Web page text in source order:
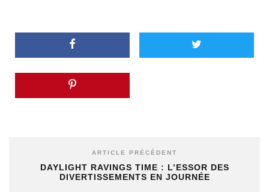
ARTICLE PRÉCÉDENT
DAYLIGHT RAVINGS TIME : L’ESSOR DES
DIVERTISSEMENTS EN JOURNÉE